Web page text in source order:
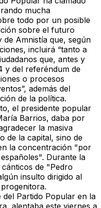
mucha
todo por un posible
sobre el futuro
de Amnistía que, según
incluirá “tanto a
que, antes y
y del referéndum de
o procesos
además del
de la política.
el presidente popular
Barrios, daba por
la masiva
de la capital, sino de
la concentración "por
Durante la
de "Pedro
insulto dirigido al
del Partido Popular en la